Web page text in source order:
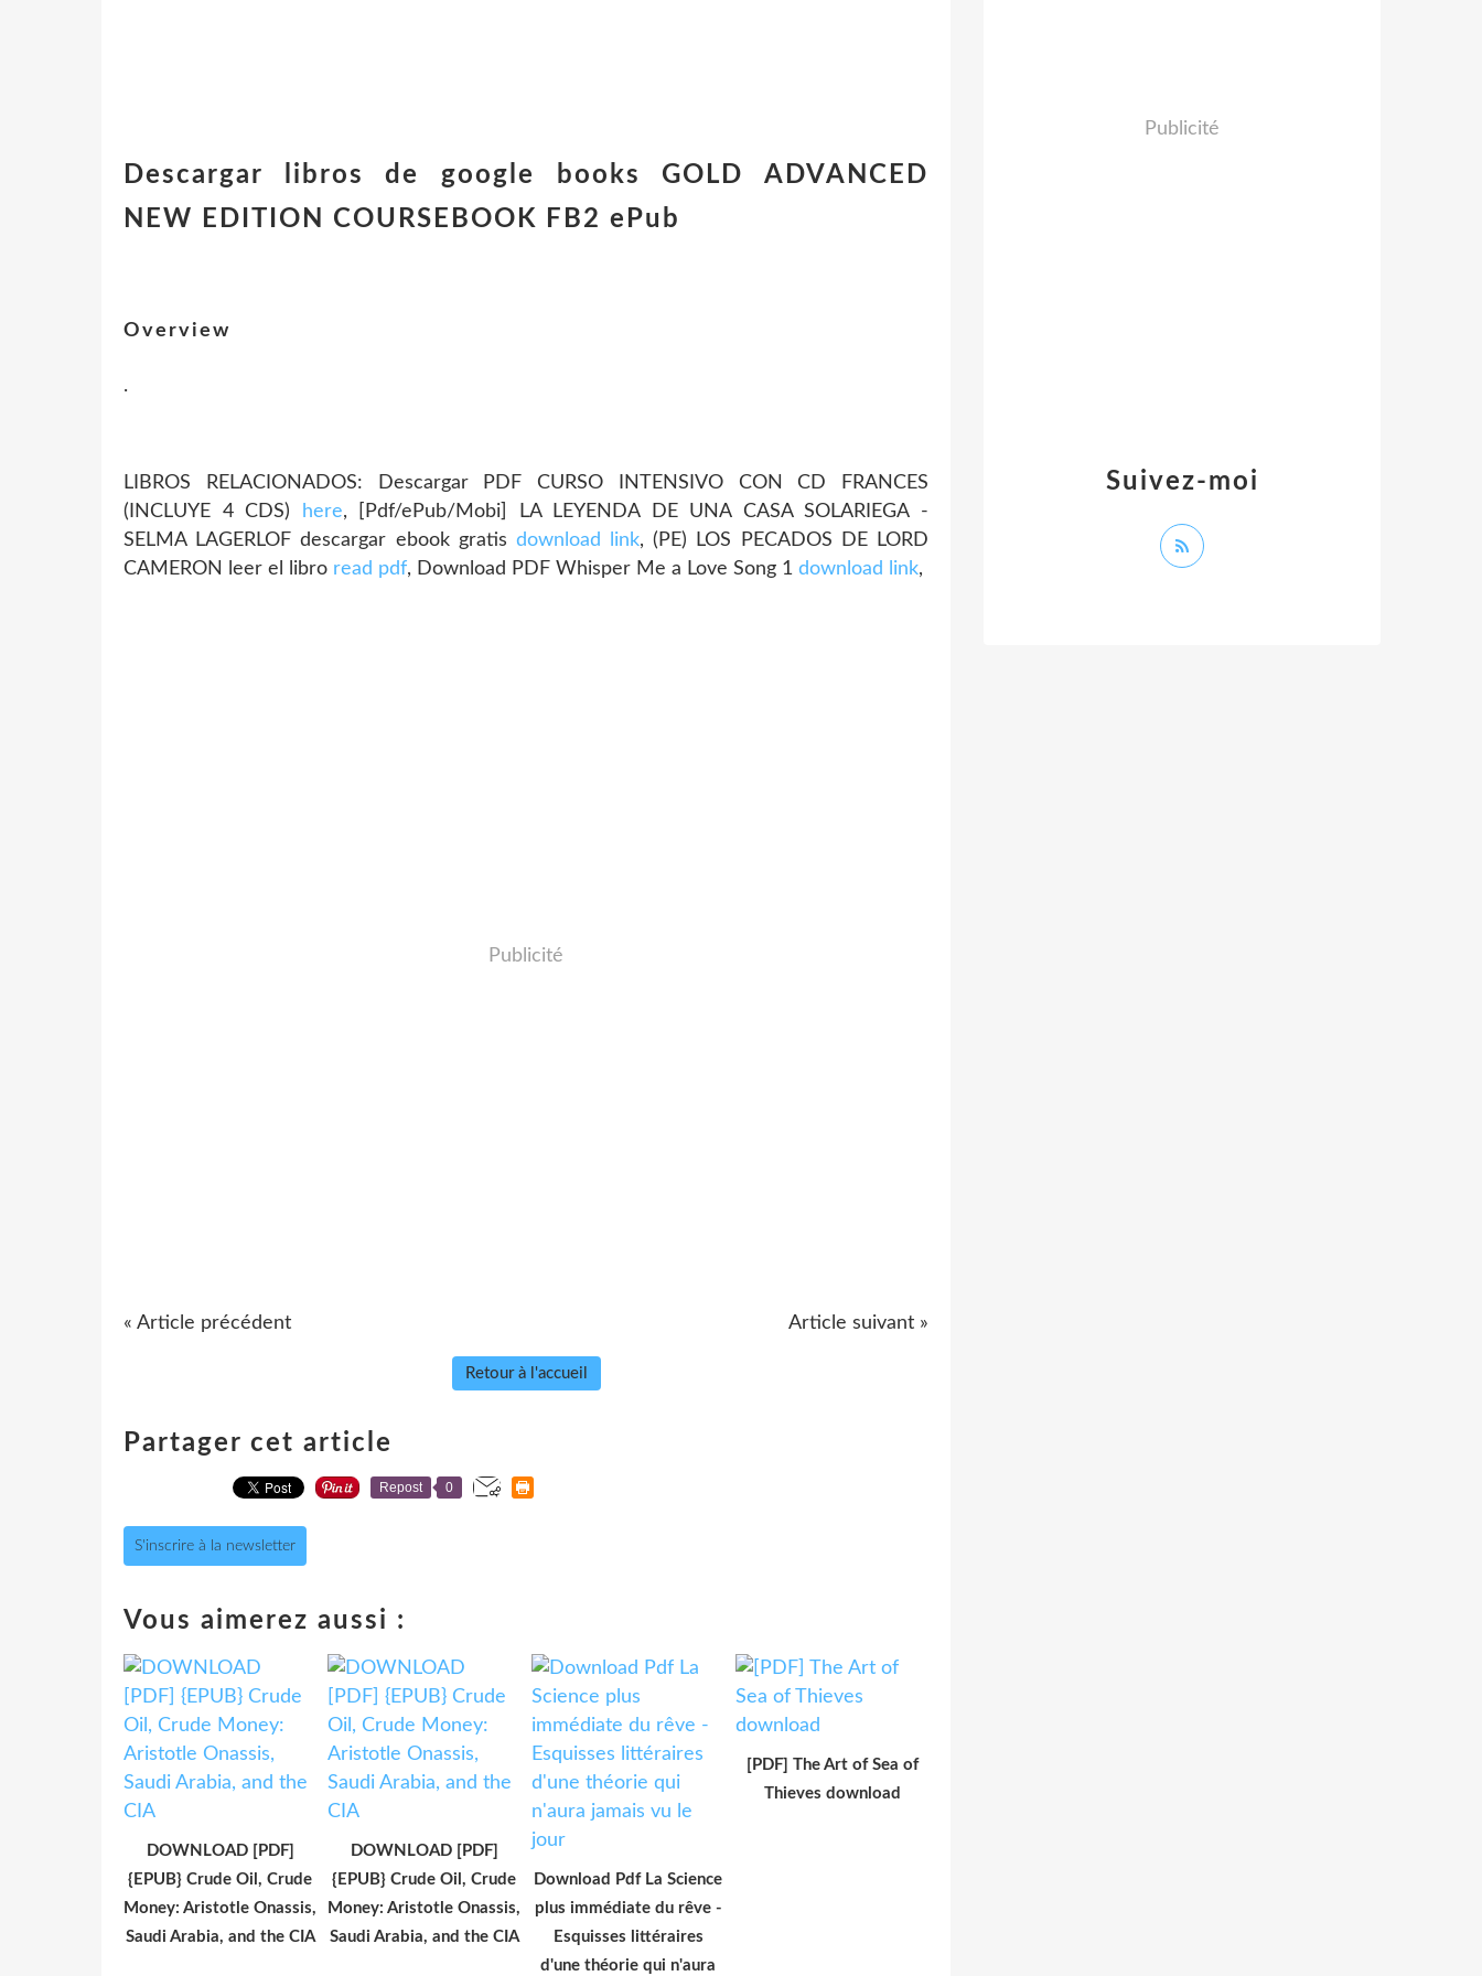
Descargar libros de google books GOLD ADVANCED
NEW EDITION COURSEBOOK FB2 ePub
Overview
.
LIBROS RELACIONADOS: Descargar PDF CURSO INTENSIVO CON CD FRANCES
(INCLUYE 4 CDS)
here, [Pdf/ePub/Mobi] LA LEYENDA DE UNA CASA SOLARIEGA -
SELMA LAGERLOF descargar ebook gratis download link, (PE) LOS PECADOS DE LORD
CAMERON leer el libro read pdf, Download PDF Whisper Me a Love Song 1 download link,
Publicité
« Article précédent Article suivant »
Retour à l'accueil
Partager cet article
Repost 0
S'inscrire à la newsletter
Vous aimerez aussi :
DOWNLOAD [PDF]
{EPUB} Crude Oil, Crude
Money: Aristotle Onassis,
Saudi Arabia, and the CIA
DOWNLOAD [PDF]
{EPUB} Crude Oil, Crude
Money: Aristotle Onassis,
Saudi Arabia, and the CIA
Download Pdf La Science
plus immédiate du rêve -
Esquisses littéraires
d'une théorie qui n'aura
[PDF] The Art of Sea of
Thieves download
Suivez-moi
Publicité